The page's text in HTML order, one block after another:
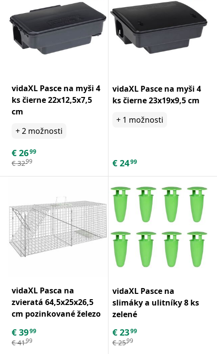
vidaXL Pasce na myši 4
ks čierne 22x12,5x7,5
cm
+2 možnosti
€ 2699
€ 3299
vidaXL Pasce na myši 4
ks čierne 23x19x9,5 cm
+ 1 možnosti
€ 2499
vidaXL Pasca na
zvieratá 64,5x25x26,5
cm pozinkované železo
€ 3999
€ 4199
vidaXL Pasce na
slimáky a ulitníky 8 ks
zelené
€ 2399
€ 2599